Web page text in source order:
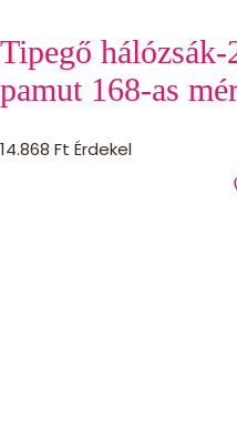
Tipegő
pamut 168-as
14.868 Ft Érdekel